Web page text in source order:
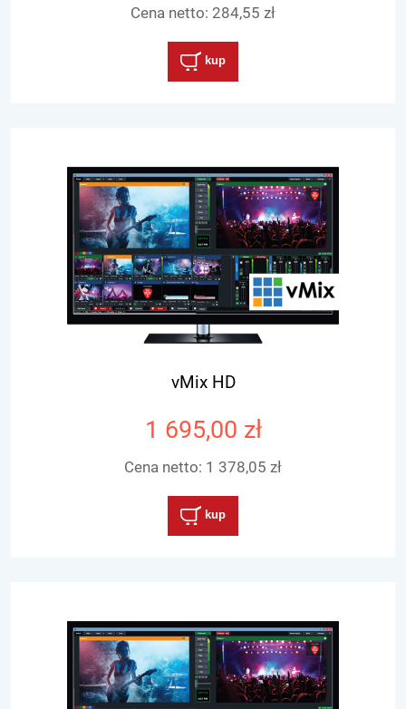
Cena netto: 284,55 zł
kup
vMix HD
1 695,00 zł
Cena netto: 1 378,05 zł
kup